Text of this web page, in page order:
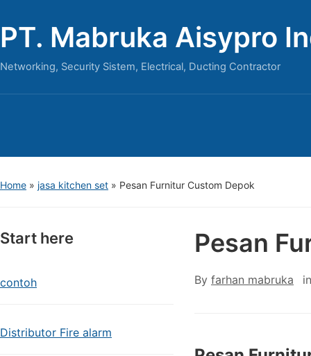
PT. Mabruka Aisypro
Networking, Security Sistem, Electrical, Ducting Contractor
Home » jasa kitchen set » Pesan Furnitur Custom Depok
Start here
contoh
Distributor Fire alarm
Pesan
By farhan mabruka